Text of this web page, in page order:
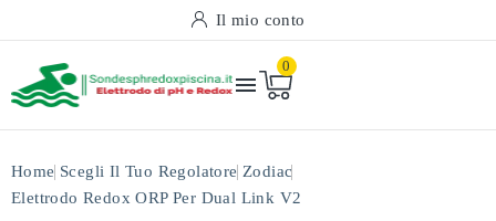
Il mio conto

0
Home Scegli Il Tuo Regolatore Zodiac
Elettrodo Redox ORP Per Dual Link V2